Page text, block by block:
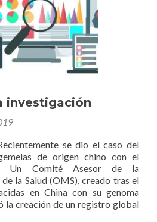
investigación
se dio el caso del
de origen chino con el
Un Comité Asesor de la
la Salud (OMS), creado tras el
en China con su genoma
la creación de un registro global